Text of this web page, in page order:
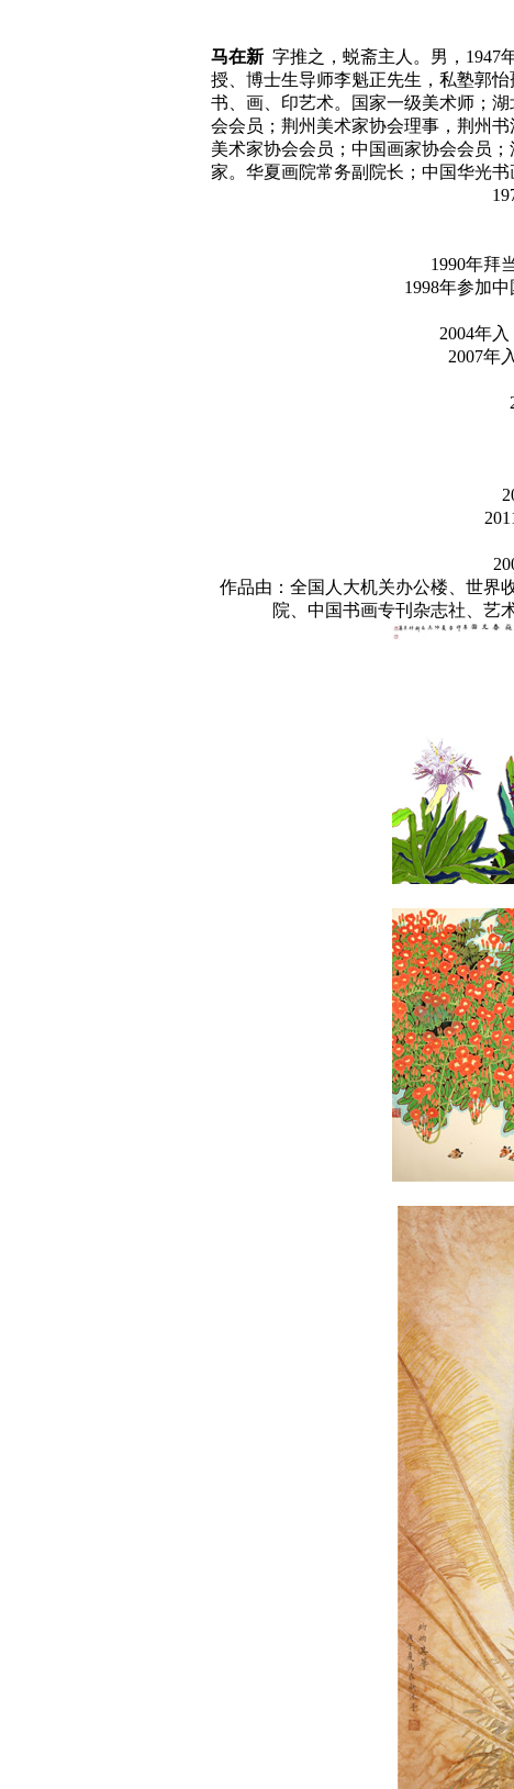
马在新 字推之，蜕斋主人。男，1947
授、博士生导师李魁正先生，私塾郭
书、画、印艺术。国家一级美术师；
会会员；荆州美术家协会理事，荆州
美术家协会会员；中国画家协会会员
家。华夏画院常务副院长；中国华光
1990年拜
1998年参加
2004年
2007年
作品由：全国人大机关办公楼、世界
院、中国书画专刊杂志社、艺